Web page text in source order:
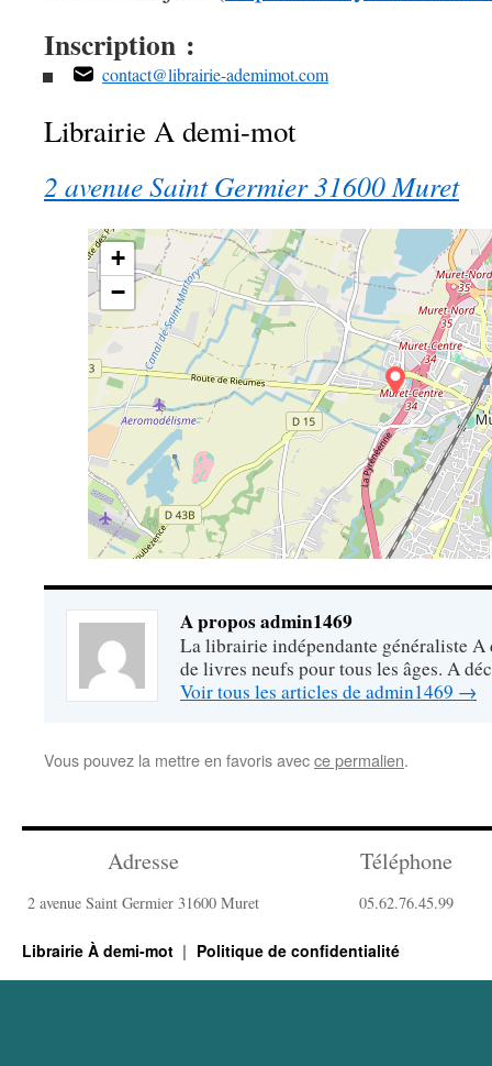
Inscription :
contact@librairie-ademimot.com
Librairie A demi-mot
2 avenue Saint Germier 31600 Muret
+
−
A propos admin1469
La librairie indépendante généraliste A
de livres neufs pour tous les âges. A
Voir tous les articles de admin1469 →
Vous pouvez la mettre en favoris avecce permalien.
Adresse
2 avenue Saint Germier 31600 Muret
Téléphone
05.62.76.45.99
Librairie À demi-mot Politique de confidentialité